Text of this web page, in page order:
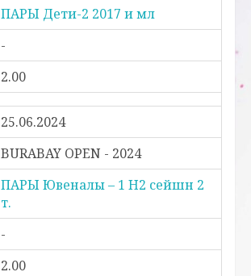
ПАРЫ Дети-2 2017 и мл
-
2.00
25.06.2024
BURABAY OPEN - 2024
ПАРЫ Ювеналы – 1 H2 сейшн 2
т.
-
2.00